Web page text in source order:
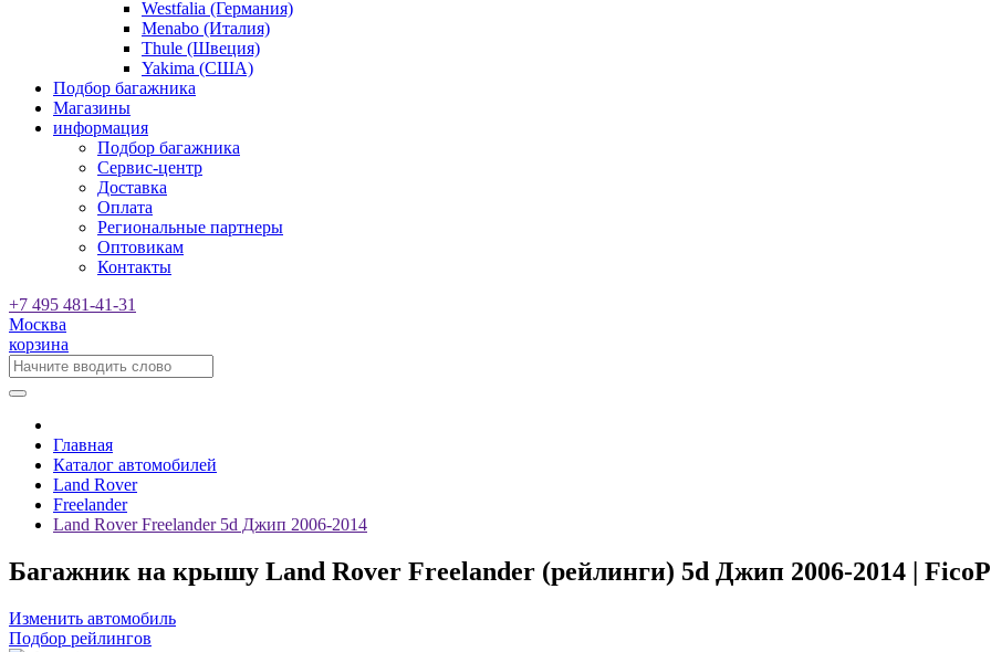
Westfalia (Германия)
Menabo (Италия)
Thule (Швеция)
Yakima (США)
Подбор багажника
Магазины
информация
Подбор багажника
Сервис-центр
Доставка
Оплата
Региональные партнеры
Оптовикам
Контакты
+7 495 481-41-31
Москва
корзина
Главная
Каталог автомобилей
Land Rover
Freelander
Land Rover Freelander 5d Джип 2006-2014
Багажник на крышу Land Rover Freelander (рейлинги) 5d Джип 2006-2014 |
Изменить автомобиль
Подбор рейлингов